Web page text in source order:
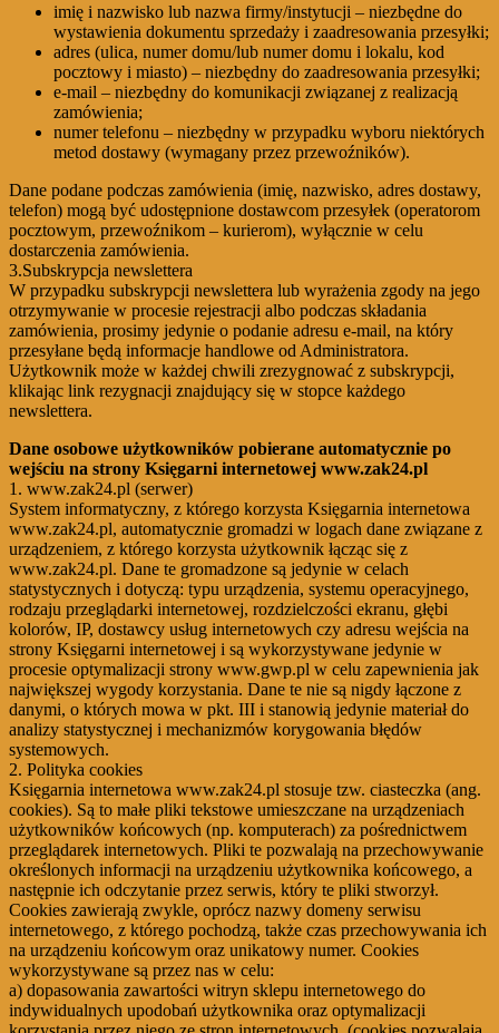
imię i nazwisko lub nazwa firmy/instytucji – niezbędne do
wystawienia dokumentu sprzedaży i zaadresowania przesyłki;
adres (ulica, numer domu/lub numer domu i lokalu, kod
pocztowy i miasto) – niezbędny do zaadresowania przesyłki;
e-mail – niezbędny do komunikacji związanej z realizacją
zamówienia;
numer telefonu – niezbędny w przypadku wyboru niektórych
metod dostawy (wymagany przez przewoźników).
Dane podane podczas zamówienia (imię, nazwisko, adres dostawy,
telefon) mogą być udostępnione dostawcom przesyłek (operatorom
pocztowym, przewoźnikom – kurierom), wyłącznie w celu
dostarczenia zamówienia.
3.Subskrypcja newslettera
W przypadku subskrypcji newslettera lub wyrażenia zgody na jego
otrzymywanie w procesie rejestracji albo podczas składania
zamówienia, prosimy jedynie o podanie adresu e-mail, na który
przesyłane będą informacje handlowe od Administratora.
Użytkownik może w każdej chwili zrezygnować z subskrypcji,
klikając link rezygnacji znajdujący się w stopce każdego
newslettera.
Dane osobowe użytkowników pobierane automatycznie po
wejściu na strony Księgarni internetowej www.zak24.pl
1. www.zak24.pl (serwer)
System informatyczny, z którego korzysta Księgarnia internetowa
www.zak24.pl, automatycznie gromadzi w logach dane związane z
urządzeniem, z którego korzysta użytkownik łącząc się z
www.zak24.pl. Dane te gromadzone są jedynie w celach
statystycznych i dotyczą: typu urządzenia, systemu operacyjnego,
rodzaju przeglądarki internetowej, rozdzielczości ekranu, głębi
kolorów, IP, dostawcy usług internetowych czy adresu wejścia na
strony Księgarni internetowej i są wykorzystywane jedynie w
procesie optymalizacji strony www.gwp.pl w celu zapewnienia jak
największej wygody korzystania. Dane te nie są nigdy łączone z
danymi, o których mowa w pkt. III i stanowią jedynie materiał do
analizy statystycznej i mechanizmów korygowania błędów
systemowych.
2. Polityka cookies
Księgarnia internetowa www.zak24.pl stosuje tzw. ciasteczka (ang.
cookies). Są to małe pliki tekstowe umieszczane na urządzeniach
użytkowników końcowych (np. komputerach) za pośrednictwem
przeglądarek internetowych. Pliki te pozwalają na przechowywanie
określonych informacji na urządzeniu użytkownika końcowego, a
następnie ich odczytanie przez serwis, który te pliki stworzył.
Cookies zawierają zwykle, oprócz nazwy domeny serwisu
internetowego, z którego pochodzą, także czas przechowywania ich
na urządzeniu końcowym oraz unikatowy numer. Cookies
wykorzystywane są przez nas w celu:
a) dopasowania zawartości witryn sklepu internetowego do
indywidualnych upodobań użytkownika oraz optymalizacji